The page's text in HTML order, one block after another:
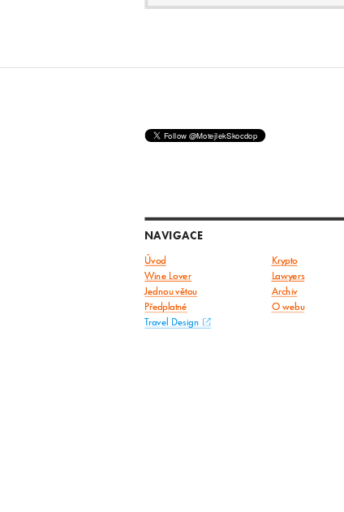
NAVIGACE
Úvod Krypto
Wine Lover
Lawyers
Jednou větou
Archiv
Předplatné O webu
Travel Design